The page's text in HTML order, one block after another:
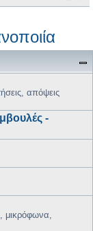
απόψεις
-
μικρόφωνα,